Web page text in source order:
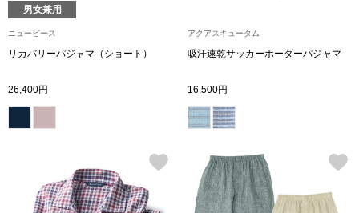
アクセサリー
ン雑貨
ベスト
その他
男女兼用
ニューピース
リカバリーパジャマ（ショート）
26,400円
アクアスキュータム
吸汗速乾サッカーボーダーパジャマ
16,500円